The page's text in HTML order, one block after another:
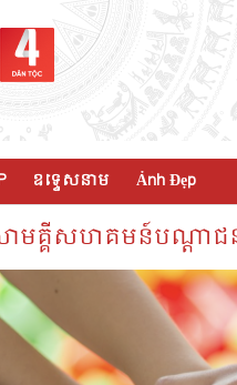
ឧទ្ទេសនាម Ảnh Đẹp
មគ្គីសហគមន៍បណ្តាជន